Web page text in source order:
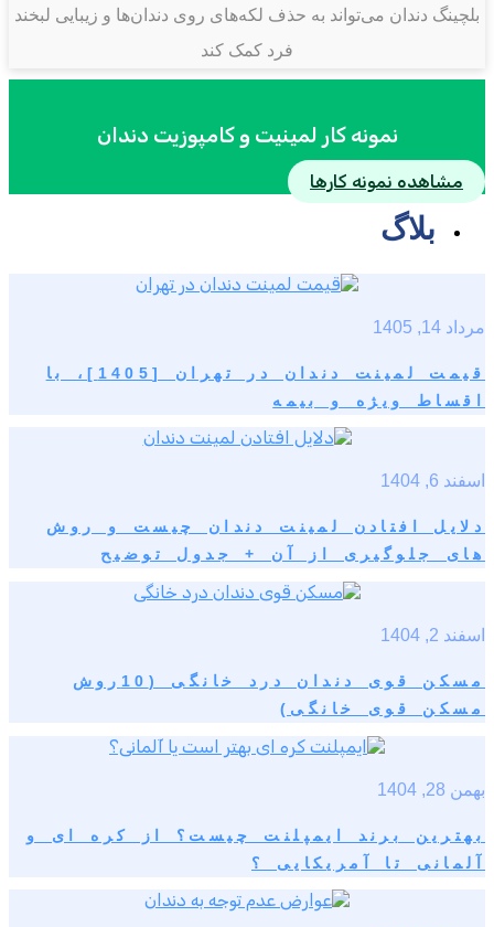
بلچینگ دندان می‌تواند به حذف لکه‌های روی دندان‌ها و زیبایی لبخند
فرد کمک کند
نمونه کار لمینیت و کامپوزیت دندان
مشاهده نمونه کارها
بلاگ
مرداد 14, 1405
قیمت لمینت دندان در تهران [1405]، با
اقساط ویژه و بیمه
اسفند 6, 1404
دلایل افتادن لمینت دندان چیست و روش
های جلوگیری از آن + جدول توضیح
اسفند 2, 1404
مسکن قوی دندان درد خانگی (10روش
مسکن قوی خانگی)
بهمن 28, 1404
بهترین برند ایمپلنت چیست؟ از کره ای و
آلمانی تا آمریکایی ؟